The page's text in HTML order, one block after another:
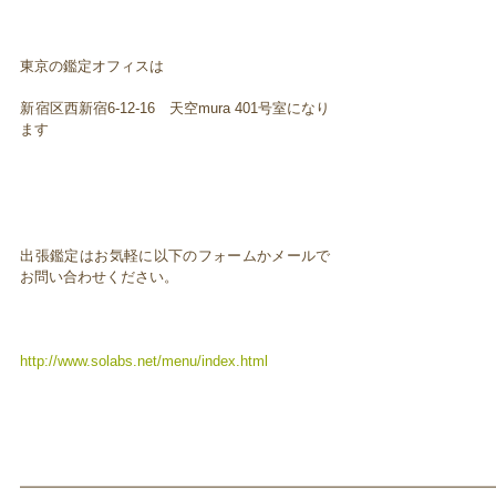
東京の鑑定オフィスは
新宿区西新宿6-12-16 天空mura 401号室になり
ます
出張鑑定はお気軽に以下のフォームかメールで
お問い合わせください。
http://www.solabs.net/menu/index.html